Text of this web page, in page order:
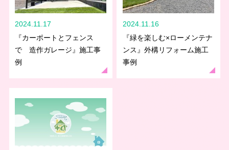
2024.11.17
『カーポートとフェンス
で 造作ガレージ』施工事
例
2024.11.16
『緑を楽しむ×ローメンテナ
ンス』外構リフォーム施工
事例